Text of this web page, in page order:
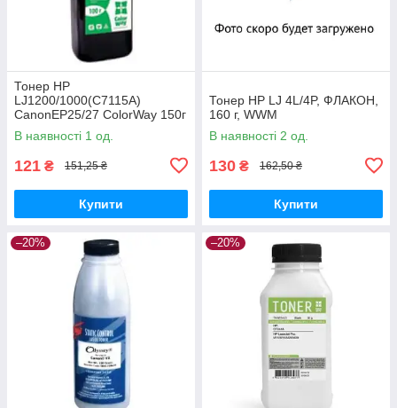
Тонер HP
LJ1200/1000(C7115A)
CanonEP25/27 ColorWay 150г
(TH-1200)
В наявності 1 од.
121 ₴ 151,25 ₴
Купити
Тонер HP LJ 4L/4P, ФЛАКОН,
160 г, WWM
В наявності 2 од.
130 ₴ 162,50 ₴
Купити
–20% –20%